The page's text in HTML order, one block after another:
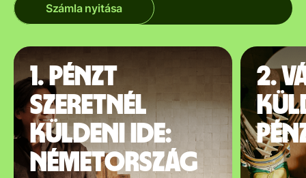
Számla nyitása
1. Pénzt
szeretnél
küldeni ide:
Németország
2.